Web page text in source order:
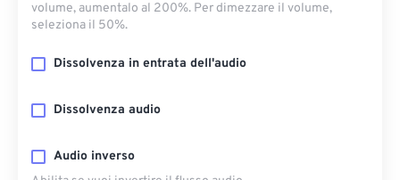
volume, aumentalo al 200%. Per dimezzare il volume,
seleziona il 50%.
Dissolvenza in entrata dell'audio
Dissolvenza audio
Audio inverso